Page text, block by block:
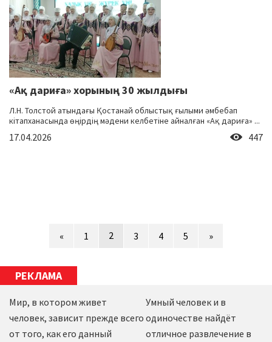
«Ақ дариға» хорының 30 жылдығы
Л.Н. Толстой атындағы Қостанай облыстық ғылыми әмбебап
кітапханасында өңірдің мәдени келбетіне айналған «Ақ дариға» ...
17.04.2026 447
« 1 2 3 4 5 »
РЕКЛАМА
Мир, в котором живет
человек, зависит прежде всего
от того, как его данный
Умный человек и в
одиночестве найдёт
отличное развлечение в